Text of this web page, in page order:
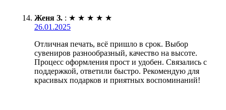
Женя З. : ★ ★ ★ ★ ★
26.01.2025
Отличная печать, всё пришло в срок. Выбор
сувениров разнообразный, качество на высоте.
Процесс оформления прост и удобен. Связались с
поддержкой, ответили быстро. Рекомендую для
красивых подарков и приятных воспоминаний!